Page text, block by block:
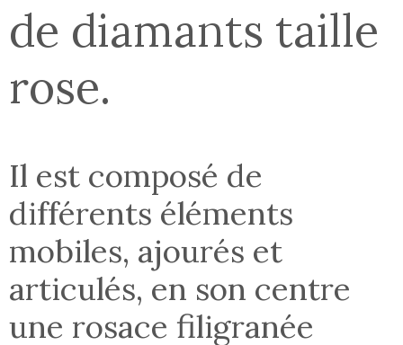
de diamants taille
rose.
Il est composé de
différents éléments
mobiles, ajourés et
articulés, en son centre
une rosace filigranée